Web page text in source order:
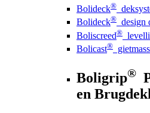
Bolideck®
Bolideck® design
Boliscreed®
Bolicast®
Boligrip®
en